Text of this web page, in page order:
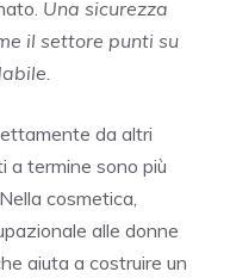
Una sicurezza
il settore punti su
da altri
a termine sono più
cosmetica,
alle donne
aiuta a costruire un